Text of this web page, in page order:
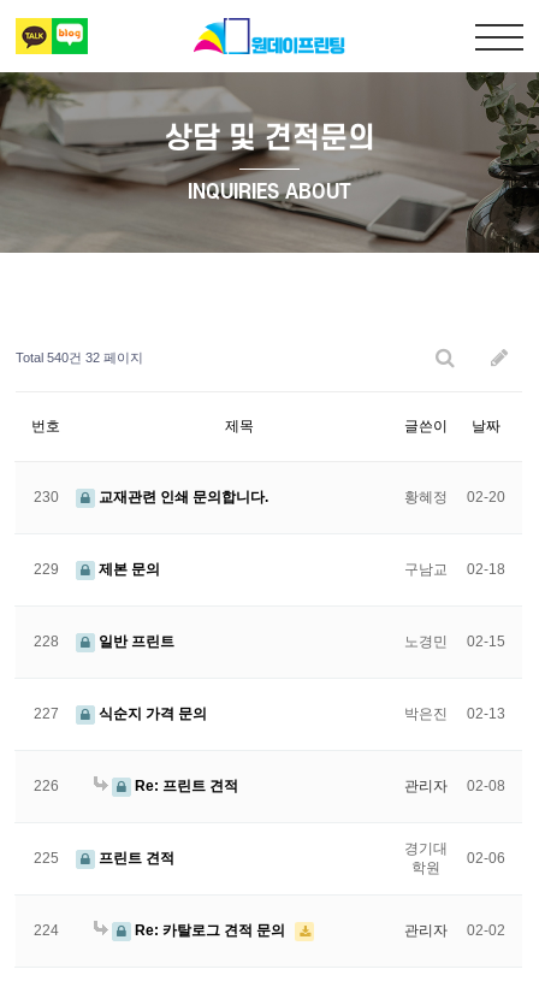
출력복사
책만들기
상담 및 견적문의
INQUIRIES ABOUT
Total 540건 32 페이지
번호 제목 글쓴이 날짜
230 교재관련 인쇄 문의합니다. 황혜정 02-20
229 제본 문의 구남교 02-18
228 일반 프린트 노경민 02-15
227 식순지 가격 문의 박은진 02-13
226 Re: 프린트 견적 관리자 02-08
225 프린트 견적
경기대
학원
02-06
224 Re: 카탈로그 견적 문의 관리자 02-02